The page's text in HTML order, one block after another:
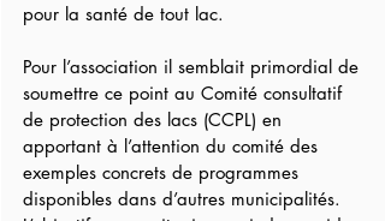
pour la santé de tout lac.
Pour l’association il semblait primordial de
soumettre ce point au Comité consultatif
de protection des lacs (CCPL) en
apportant à l’attention du comité des
exemples concrets de programmes
disponibles dans d’autres municipalités.